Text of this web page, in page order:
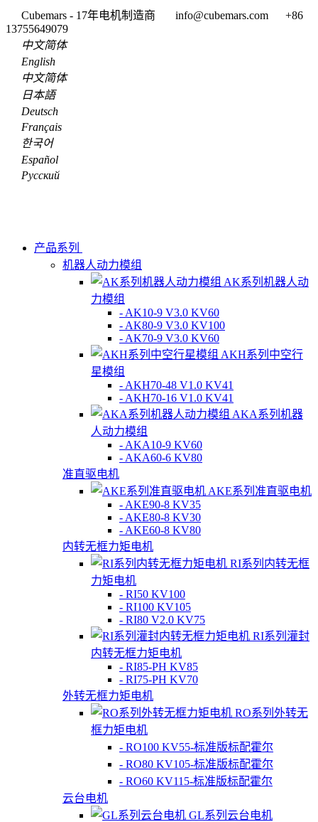
Cubemars - 17年电机制造商 info@cubemars.com
+86
13755649079
中文简体
English
中文简体
日本語
Deutsch
Français
한국어
Español
Pусский
产品系列
机器人动力模组
AK系列机器人动
力模组
- AK10-9 V3.0 KV60
- AK80-9 V3.0 KV100
- AK70-9 V3.0 KV60
AKH系列中空行
星模组
- AKH70-48 V1.0 KV41
- AKH70-16 V1.0 KV41
AKA系列机器
人动力模组
- AKA10-9 KV60
- AKA60-6 KV80
准直驱电机
AKE系列准直驱电机
- AKE90-8 KV35
- AKE80-8 KV30
- AKE60-8 KV80
内转无框力矩电机
RI系列内转无框
力矩电机
- RI50 KV100
- RI100 KV105
- RI80 V2.0 KV75
RI系列灌封
内转无框力矩电机
- RI85-PH KV85
- RI75-PH KV70
外转无框力矩电机
RO系列外转无
框力矩电机
- RO100 KV55-标准版标配霍尔
- RO80 KV105-标准版标配霍尔
- RO60 KV115-标准版标配霍尔
云台电机
GL系列云台电机